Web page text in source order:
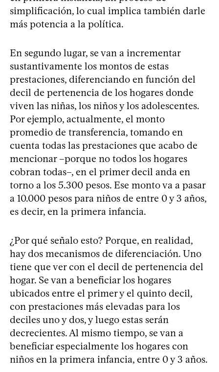
simplificación, lo cual implica también darle
más potencia a la política.
En segundo lugar, se van a incrementar
sustantivamente los montos de estas
prestaciones, diferenciando en función del
decil de pertenencia de los hogares donde
viven las niñas, los niños y los adolescentes.
Por ejemplo, actualmente, el monto
promedio de transferencia, tomando en
cuenta todas las prestaciones que acabo de
mencionar –porque no todos los hogares
cobran todas–, en el primer decil anda en
torno a los 5.300 pesos. Ese monto va a pasar
a 10.000 pesos para niños de entre 0 y 3 años,
es decir, en la primera infancia.
¿Por qué señalo esto? Porque, en realidad,
hay dos mecanismos de diferenciación. Uno
tiene que ver con el decil de pertenencia del
hogar. Se van a beneficiar los hogares
ubicados entre el primer y el quinto decil,
con prestaciones más elevadas para los
deciles uno y dos, y luego estas serán
decrecientes. Al mismo tiempo, se van a
beneficiar especialmente los hogares con
niños en la primera infancia, entre 0 y 3 años.